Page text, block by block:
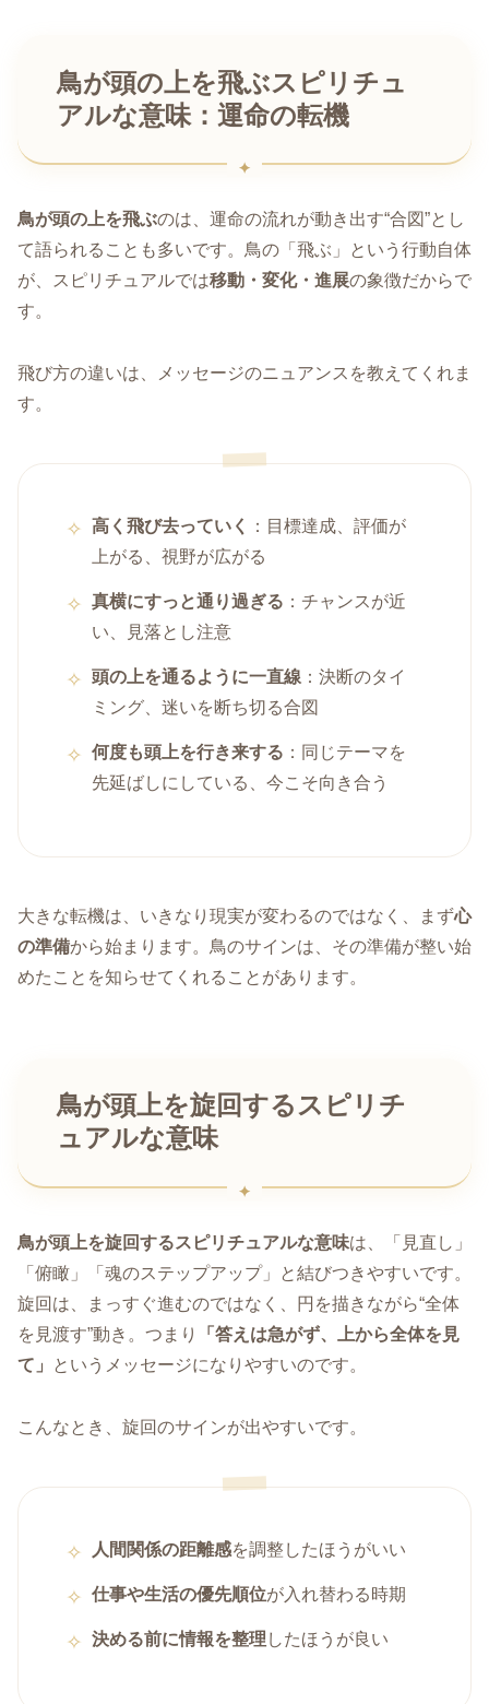
鳥が頭の上を飛ぶスピリチュ
アルな意味：運命の転機
鳥が頭の上を飛ぶのは、運命の流れが動き出す“合図”とし
て語られることも多いです。鳥の「飛ぶ」という行動自体
が、スピリチュアルでは移動・変化・進展の象徴だからで
す。
飛び方の違いは、メッセージのニュアンスを教えてくれま
す。
高く飛び去っていく
：目標達成、評価が
上がる、視野が広がる
真横にすっと通り過ぎる ：チャンスが近
い、見落とし注意
頭の上を通るように一直線 ：決断のタイ
ミング、迷いを断ち切る合図
何度も頭上を行き来する ：同じテーマを
先延ばしにしている、今こそ向き合う
大きな転機は、いきなり現実が変わるのではなく、まず心
の準備から始まります。鳥のサインは、その準備が整い始
めたことを知らせてくれることがあります。
鳥が頭上を旋回するスピリチ
ュアルな意味
鳥が頭上を旋回するスピリチュアルな意味は、「見直し」
「俯瞰」「魂のステップアップ」と結びつきやすいです。
旋回は、まっすぐ進むのではなく、円を描きながら“全体
を見渡す”動き。つまり
「答えは急がず、上から全体を見
て」
というメッセージになりやすいのです。
こんなとき、旋回のサインが出やすいです。
人間関係の距離感を調整したほうがいい
仕事や生活の優先順位が入れ替わる時期
決める前に情報を整理 したほうが良い